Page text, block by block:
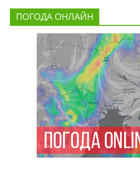
ПОГОДА ОНЛАЙН